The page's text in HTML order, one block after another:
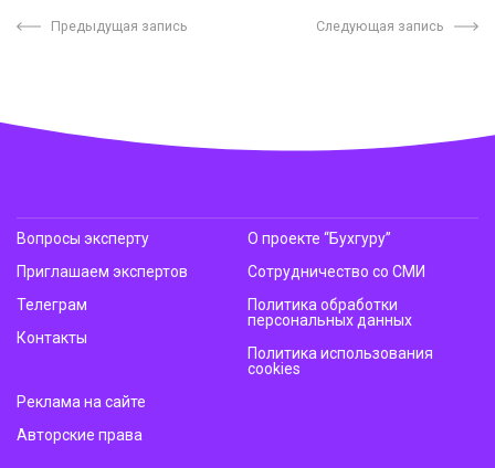
Предыдущая запись Следующая запись
Вопросы эксперту
Приглашаем экспертов
Телеграм
Контакты
О проекте “Бухгуру”
Сотрудничество со СМИ
Политика обработки
персональных данных
Политика использования
cookies
Реклама на сайте
Авторские права